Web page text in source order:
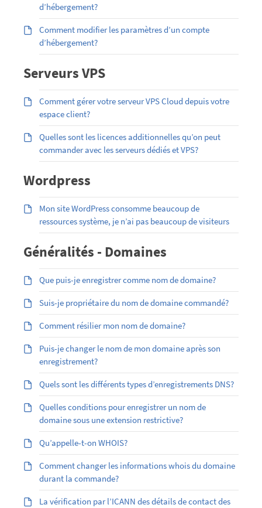
d’hébergement?
Comment modifier les paramètres d’un compte
d’hébergement?
Serveurs VPS
Comment gérer votre serveur VPS Cloud depuis votre
espace client?
Quelles sont les licences additionnelles qu’on peut
commander avec les serveurs dédiés et VPS?
Wordpress
Mon site WordPress consomme beaucoup de
ressources système, je n’ai pas beaucoup de visiteurs
Généralités - Domaines
Que puis-je enregistrer comme nom de domaine?
Suis-je propriétaire du nom de domaine commandé?
Comment résilier mon nom de domaine?
Puis-je changer le nom de mon domaine après son
enregistrement?
Quels sont les différents types d’enregistrements DNS?
Quelles conditions pour enregistrer un nom de
domaine sous une extension restrictive?
Qu’appelle-t-on WHOIS?
Comment changer les informations whois du domaine
durant la commande?
La vérification par l’ICANN des détails de contact des